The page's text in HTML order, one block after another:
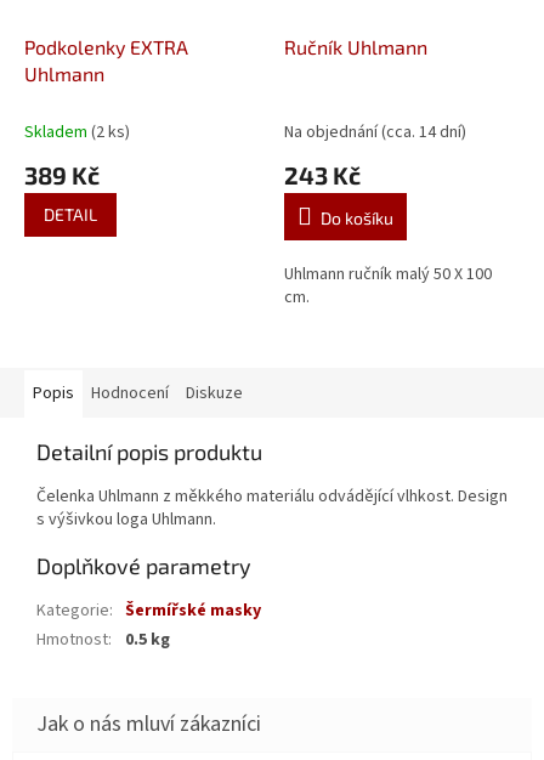
Podkolenky EXTRA
Uhlmann
Skladem (2 ks)
389 Kč
DETAIL
Ručník Uhlmann
Na objednání (cca. 14 dní)
243 Kč
Do košíku
Uhlmann ručník malý 50 X 100
cm.
Popis Hodnocení Diskuze
Detailní popis produktu
Čelenka Uhlmann z měkkého materiálu odvádějící vlhkost. Design
s výšivkou loga Uhlmann.
Doplňkové parametry
Kategorie: Šermířské masky
Hmotnost: 0.5 kg